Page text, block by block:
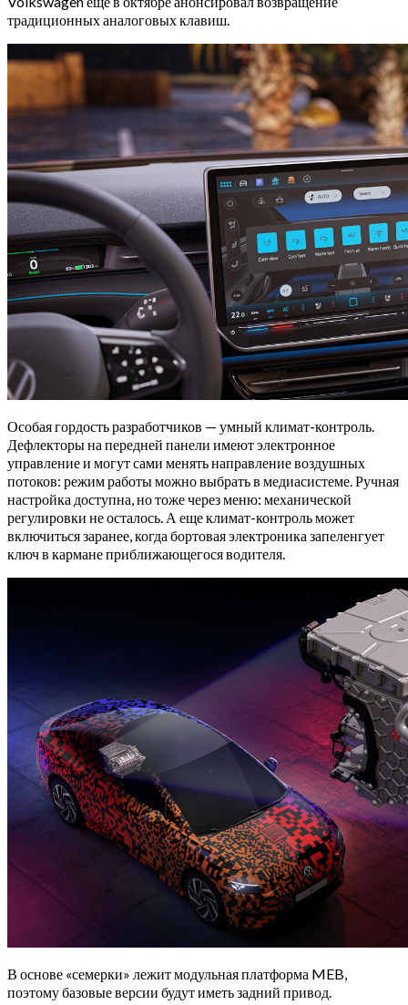
традиционных аналоговых клавиш.
Особая гордость разработчиков — умный климат-контроль.
Дефлекторы на передней панели имеют электронное
управление и могут сами менять направление воздушных
потоков: режим работы можно выбрать в медиасистеме. Ручная
настройка доступна, но тоже через меню: механической
регулировки не осталось. А еще климат-контроль может
включиться заранее, когда бортовая электроника запеленгует
ключ в кармане приближающегося водителя.
В основе «семерки» лежит модульная платформа MEB,
поэтому базовые версии будут иметь задний привод.